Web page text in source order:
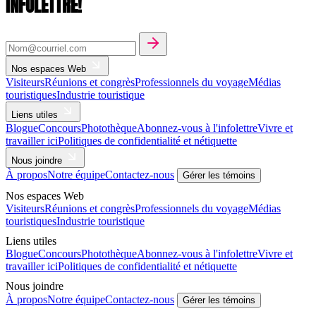
INFOLETTRE!
Nos espaces Web
VisiteursRéunions et congrèsProfessionnels du voyageMédias
touristiquesIndustrie touristique
Liens utiles
BlogueConcoursPhotothèqueAbonnez-vous à l'infolettreVivre et
travailler iciPolitiques de confidentialité et nétiquette
Nous joindre
À proposNotre équipeContactez-nous Gérer les témoins
Nos espaces Web
VisiteursRéunions et congrèsProfessionnels du voyageMédias
touristiquesIndustrie touristique
Liens utiles
BlogueConcoursPhotothèqueAbonnez-vous à l'infolettreVivre et
travailler iciPolitiques de confidentialité et nétiquette
Nous joindre
À proposNotre équipeContactez-nous Gérer les témoins